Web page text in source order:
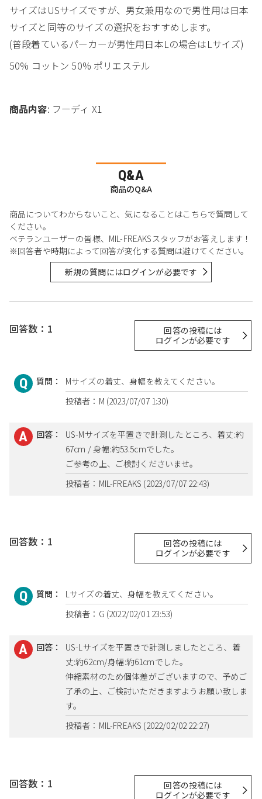
サイズはUSサイズですが、男女兼用なので男性用は日本
サイズと同等のサイズの選択をおすすめします。
(普段着ているパーカーが男性用日本Lの場合はLサイズ)
50% コットン 50% ポリエステル
商品内容: フーディ X1
Q&A
商品のQ&A
商品についてわからないこと、気になることはこちらで質問して
ください。
ベテランユーザーの皆様、MIL-FREAKSスタッフがお答えします！
※回答者や時期によって回答が変化する質問は避けてください。
新規の質問にはログインが必要です
回答数：1
回答の投稿には
ログインが必要です
質問：
Mサイズの着丈、身幅を教えてください。
投稿者：M (2023/07/07 1:30)
回答：
US-Mサイズを平置きで計測したところ、着丈:約
67cm / 身幅:約53.5cmでした。
ご参考の上、ご検討くださいませ。
投稿者：MIL-FREAKS (2023/07/07 22:43)
回答数：1
回答の投稿には
ログインが必要です
質問：
Lサイズの着丈、身幅を教えてください。
投稿者：G (2022/02/01 23:53)
回答：
US-Lサイズを平置きで計測しましたところ、着
丈:約62cm/身幅:約61cmでした。
伸縮素材のため個体差がございますので、予めご
了承の上、ご検討いただきますようお願い致しま
す。
投稿者：MIL-FREAKS (2022/02/02 22:27)
回答数：1
回答の投稿には
ログインが必要です